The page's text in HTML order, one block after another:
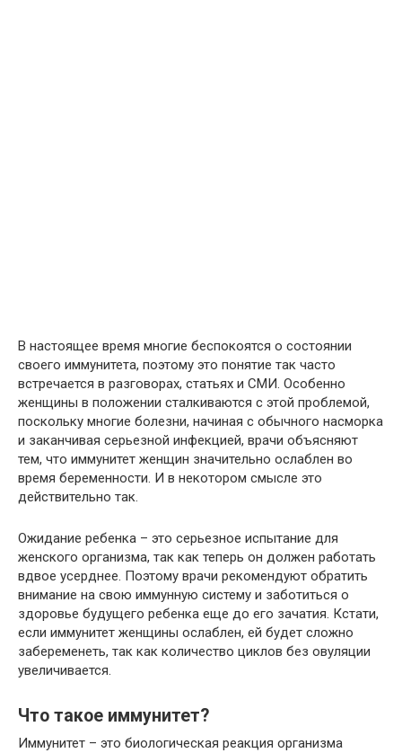
В настоящее время многие беспокоятся о состоянии
своего иммунитета, поэтому это понятие так часто
встречается в разговорах, статьях и СМИ. Особенно
женщины в положении сталкиваются с этой проблемой,
поскольку многие болезни, начиная с обычного насморка
и заканчивая серьезной инфекцией, врачи объясняют
тем, что иммунитет женщин значительно ослаблен во
время беременности. И в некотором смысле это
действительно так.
Ожидание ребенка – это серьезное испытание для
женского организма, так как теперь он должен работать
вдвое усерднее. Поэтому врачи рекомендуют обратить
внимание на свою иммунную систему и заботиться о
здоровье будущего ребенка еще до его зачатия. Кстати,
если иммунитет женщины ослаблен, ей будет сложно
забеременеть, так как количество циклов без овуляции
увеличивается.
Что такое иммунитет?
Иммунитет – это биологическая реакция организма